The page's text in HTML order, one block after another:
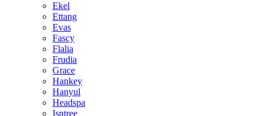
Ekel
Ettang
Evas
Fascy
Flalia
Frudia
Grace
Hankey
Hanyul
Headspa
Isntree